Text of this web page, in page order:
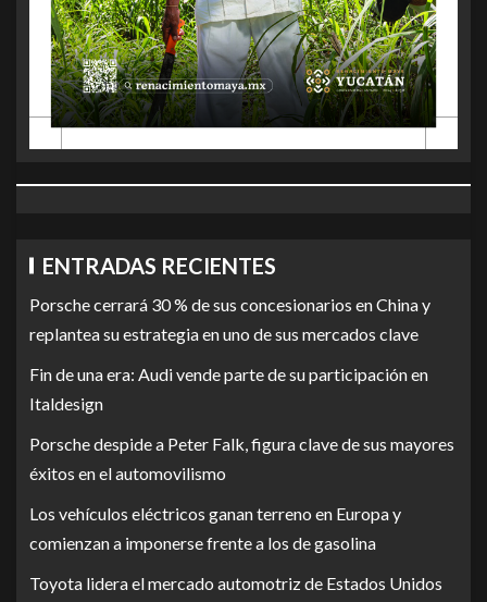
ENTRADAS RECIENTES
Porsche cerrará 30 % de sus concesionarios en China y
replantea su estrategia en uno de sus mercados clave
Fin de una era: Audi vende parte de su participación en
Italdesign
Porsche despide a Peter Falk, figura clave de sus mayores
éxitos en el automovilismo
Los vehículos eléctricos ganan terreno en Europa y
comienzan a imponerse frente a los de gasolina
Toyota lidera el mercado automotriz de Estados Unidos